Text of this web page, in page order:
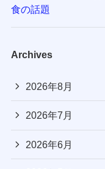
食の話題
Archives
2026年8月
2026年7月
2026年6月